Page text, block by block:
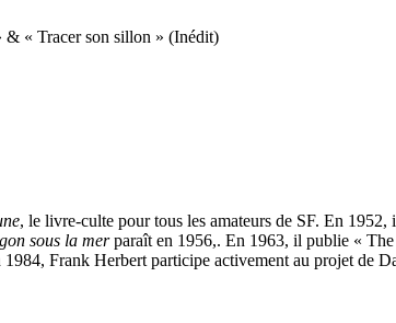
& « Tracer son sillon » (Inédit)
, le livre-culte pour tous les amateurs de SF. En
sous la merparaît en 1956,. En 1963, il publie «
Frank Herbert participe activement au projet de